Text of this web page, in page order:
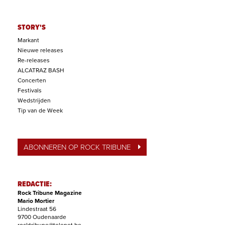
STORY'S
Markant
Nieuwe releases
Re-releases
ALCATRAZ BASH
Concerten
Festivals
Wedstrijden
Tip van de Week
ABONNEREN OP ROCK TRIBUNE
REDACTIE:
Rock Tribune Magazine
Mario Mortier
Lindestraat 56
9700 Oudenaarde